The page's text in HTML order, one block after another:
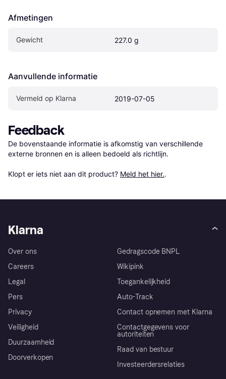
Afmetingen
Gewicht 227.0 g
Aanvullende informatie
Vermeld op Klarna 2019-07-05
Feedback
De bovenstaande informatie is afkomstig van verschillende
externe bronnen en is alleen bedoeld als richtlijn.
Klopt er iets niet aan dit product? Meld het hier..
Klarna
Over ons
Careers
Legal
Pers
Privacy
Veiligheid
Duurzaamheid
Doorverkopen
Gedragscode BNPL
Wikipink
Toegankelijkheid
Auto-Track
Contact opnemen met Klarna
Contactgegevens voor
autoriteiten
Raad van bestuur
Investeerdersrelaties